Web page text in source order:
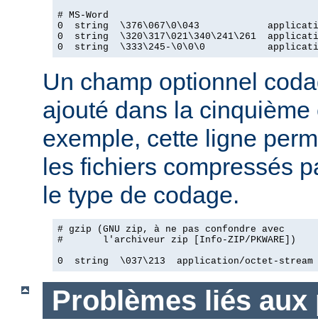
# MS-Word
0  string  \376\067\0\043
0  string  \320\317\021\340\241\261
0  string  \333\245-\0\0\0
Un champ optionnel
ajouté dans la
exemple, cette ligne
les fichiers compressés
le type de codage.
# gzip (GNU zip, à ne pas confondre avec
#       l'archiveur zip [Info-ZIP/PKWARE])
0  string  \037\213  application/octet-stream
Problèmes liés